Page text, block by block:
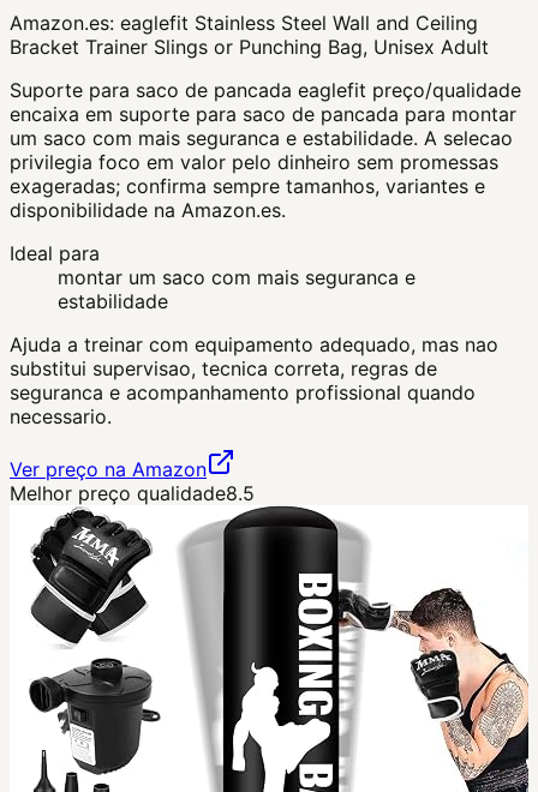
Amazon.es: eaglefit Stainless Steel Wall and Ceiling
Bracket Trainer Slings or Punching Bag, Unisex Adult
Suporte para saco de pancada eaglefit preço/qualidade
encaixa em suporte para saco de pancada para montar
um saco com mais seguranca e estabilidade. A selecao
privilegia foco em valor pelo dinheiro sem promessas
exageradas; confirma sempre tamanhos, variantes e
disponibilidade na Amazon.es.
Ideal para
montar um saco com mais seguranca e
estabilidade
Ajuda a treinar com equipamento adequado, mas nao
substitui supervisao, tecnica correta, regras de
seguranca e acompanhamento profissional quando
necessario.
Ver preço na Amazon
Melhor preço qualidade8.5